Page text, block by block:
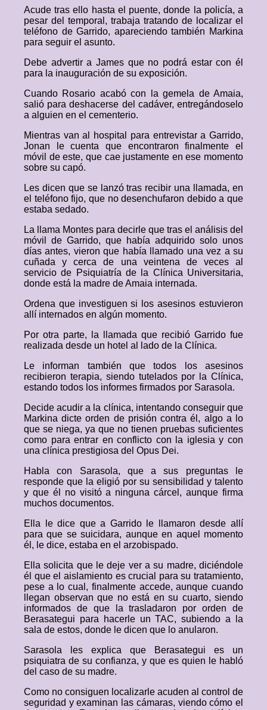
Acude tras ello hasta el puente, donde la policía, a
pesar del temporal, trabaja tratando de localizar el
teléfono de Garrido, apareciendo también Markina
para seguir el asunto.
Debe advertir a James que no podrá estar con él
para la inauguración de su exposición.
Cuando Rosario acabó con la gemela de Amaia,
salió para deshacerse del cadáver, entregándoselo
a alguien en el cementerio.
Mientras van al hospital para entrevistar a Garrido,
Jonan le cuenta que encontraron finalmente el
móvil de este, que cae justamente en ese momento
sobre su capó.
Les dicen que se lanzó tras recibir una llamada, en
el teléfono fijo, que no desenchufaron debido a que
estaba sedado.
La llama Montes para decirle que tras el análisis del
móvil de Garrido, que había adquirido solo unos
días antes, vieron que había llamado una vez a su
cuñada y cerca de una veintena de veces al
servicio de Psiquiatría de la Clínica Universitaria,
donde está la madre de Amaia internada.
Ordena que investiguen si los asesinos estuvieron
allí internados en algún momento.
Por otra parte, la llamada que recibió Garrido fue
realizada desde un hotel al lado de la Clínica.
Le informan también que todos los asesinos
recibieron terapia, siendo tutelados por la Clínica,
estando todos los informes firmados por Sarasola.
Decide acudir a la clínica, intentando conseguir que
Markina dicte orden de prisión contra él, algo a lo
que se niega, ya que no tienen pruebas suficientes
como para entrar en conflicto con la iglesia y con
una clínica prestigiosa del Opus Dei.
Habla con Sarasola, que a sus preguntas le
responde que la eligió por su sensibilidad y talento
y que él no visitó a ninguna cárcel, aunque firma
muchos documentos.
Ella le dice que a Garrido le llamaron desde allí
para que se suicidara, aunque en aquel momento
él, le dice, estaba en el arzobispado.
Ella solicita que le deje ver a su madre, diciéndole
él que el aislamiento es crucial para su tratamiento,
pese a lo cual, finalmente accede, aunque cuando
llegan observan que no está en su cuarto, siendo
informados de que la trasladaron por orden de
Berasategui para hacerle un TAC, subiendo a la
sala de estos, donde le dicen que lo anularon.
Sarasola les explica que Berasategui es un
psiquiatra de su confianza, y que es quien le habló
del caso de su madre.
Como no consiguen localizarle acuden al control de
seguridad y examinan las cámaras, viendo cómo el